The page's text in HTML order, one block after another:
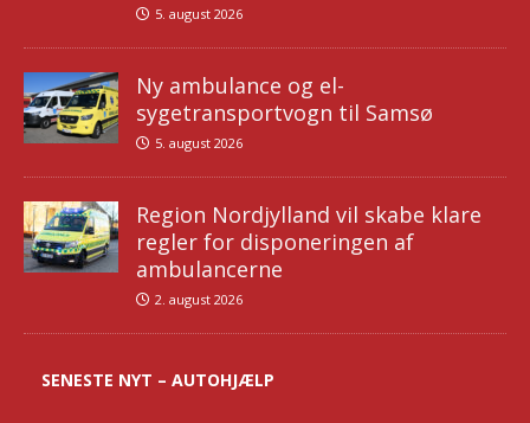
5. august 2026
Ny ambulance og el-
sygetransportvogn til Samsø
5. august 2026
Region Nordjylland vil skabe klare
regler for disponeringen af
ambulancerne
2. august 2026
SENESTE NYT – AUTOHJÆLP